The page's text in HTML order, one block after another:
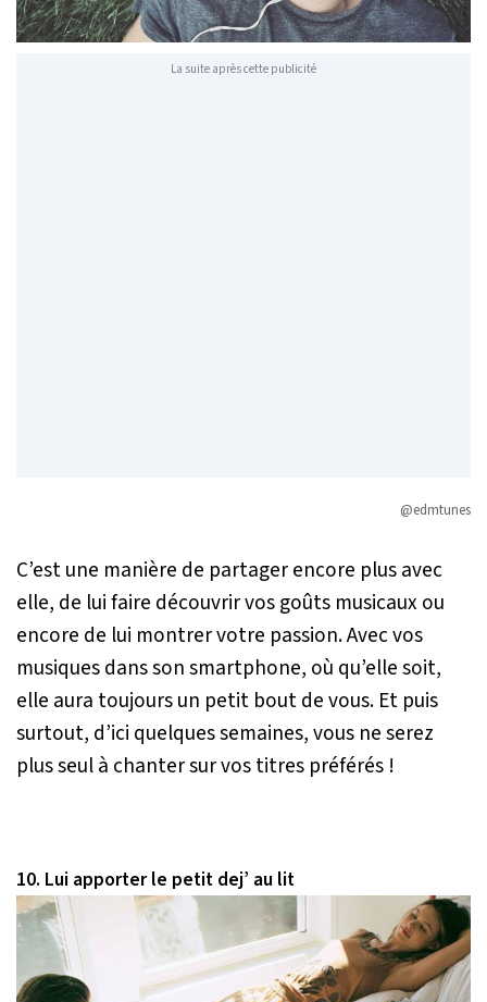
La suite après cette publicité
@edmtunes
C’est une manière de partager encore plus avec
elle, de lui faire découvrir vos goûts musicaux ou
encore de lui montrer votre passion. Avec vos
musiques dans son smartphone, où qu’elle soit,
elle aura toujours un petit bout de vous. Et puis
surtout, d’ici quelques semaines, vous ne serez
plus seul à chanter sur vos titres préférés !
10. Lui apporter le petit dej’ au lit